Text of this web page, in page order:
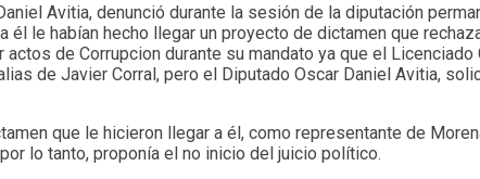
Avitia, denunció durante la sesión de la diputación
él le habían hecho llegar un proyecto de dictamen que
de Corrupcion durante su mandato ya que el
de Javier Corral, pero el Diputado Oscar Daniel Avitia,
que le hicieron llegar a él, como representante de
lo tanto, proponía el no inicio del juicio político.